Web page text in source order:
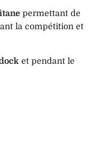
permettant de
la compétition et
et pendant le